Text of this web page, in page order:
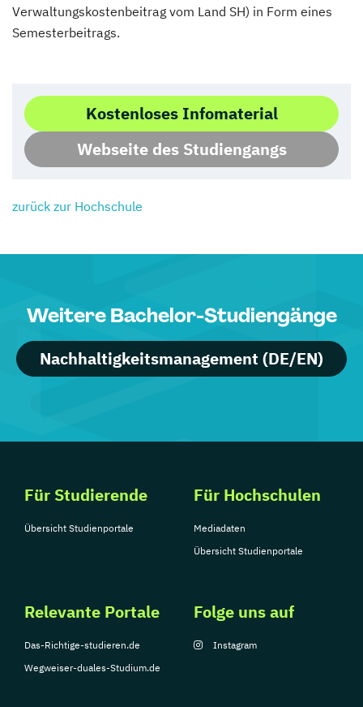
Verwaltungskostenbeitrag vom Land SH) in Form eines
Semesterbeitrags.
Kostenloses Infomaterial
Webseite des Studiengangs
zurück zur Hochschule
Weitere Bachelor-Studiengänge
Nachhaltigkeitsmanagement (DE/EN)
Für Studierende
Übersicht Studienportale
Für Hochschulen
Mediadaten
Übersicht Studienportale
Relevante Portale
Das-Richtige-studieren.de
Wegweiser-duales-Studium.de
Folge uns auf
Instagram